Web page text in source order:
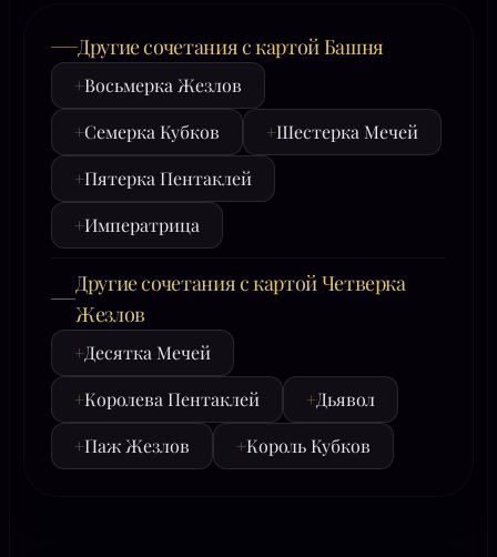
Другие сочетания с картой Башня
+Восьмерка Жезлов
+Семерка Кубков +Шестерка Мечей
+Пятерка Пентаклей
+Императрица
Другие сочетания с картой Четверка
Жезлов
+Десятка Мечей
+Королева Пентаклей +Дьявол
+Паж Жезлов +Король Кубков